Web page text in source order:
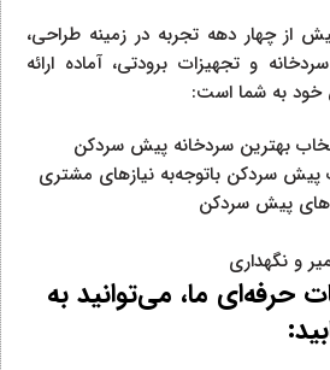
از چهار دهه تجربه در زمینه طراحی،
و تجهیزات برودتی، آماده ارائه
به شما است:
بهترین سردخانه پیش سردکن
سردکن باتوجه‌به نیازهای مشتری
پیش سردکن
و نگهداری
حرفه‌ای ما، می‌توانید به